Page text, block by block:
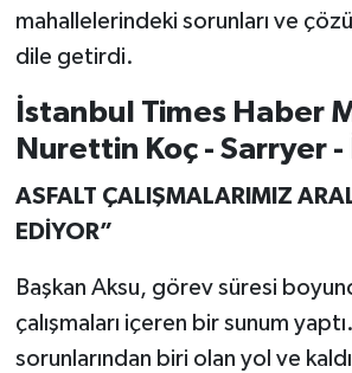
mahallelerindeki sorunları ve
dile getirdi.
İstanbul Times Haber
Nurettin Koç - Sarryer -
ASFALT ÇALIŞMALARIMIZ
EDİYOR”
Başkan Aksu, görev süresi
çalışmaları içeren bir sunum
sorunlarından biri olan yol ve